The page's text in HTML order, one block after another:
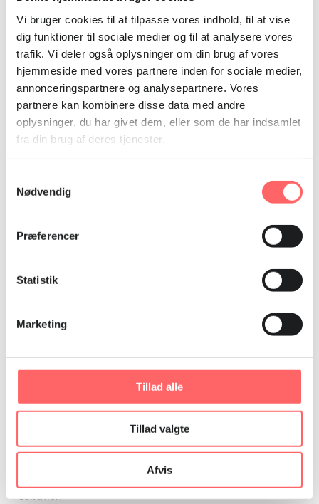
Vi bruger cookies til at tilpasse vores indhold, til at vise
dig funktioner til sociale medier og til at analysere vores
trafik. Vi deler også oplysninger om din brug af vores
hjemmeside med vores partnere inden for sociale medier,
annonceringspartnere og analysepartnere. Vores
partnere kan kombinere disse data med andre
oplysninger, du har givet dem, eller som de har indsamlet
fra din brug af deres tjenester.
Nødvendig
Præferencer
Statistik
Marketing
Tillad alle
Tillad valgte
Afvis
Den Europæiske Union. Ulandssekretariatet er alene
ansvarlig for indholdet, og indholdet afspejler ikke
Af Søren Bjerregaard Jepsen
mandag d. 11. marts 2019, kl. 13.25
Lokation